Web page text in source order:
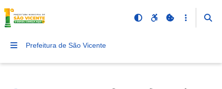
Prefeitura de São Vicente